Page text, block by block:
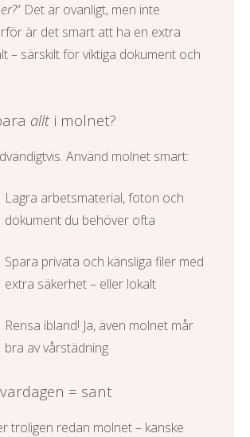
?” Det är ovanligt, men inte
är det smart att ha en extra
– särskilt för viktiga dokument och
allti molnet?
Använd molnet smart:
Lagra arbetsmaterial, foton och
dokument du behöver ofta
Spara privata och känsliga filer med
extra säkerhet – eller lokalt
Rensa ibland! Ja, även molnet mår
bra av vårstädning
= sant
troligen redan molnet – kanske